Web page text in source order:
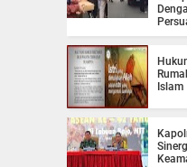
Islam